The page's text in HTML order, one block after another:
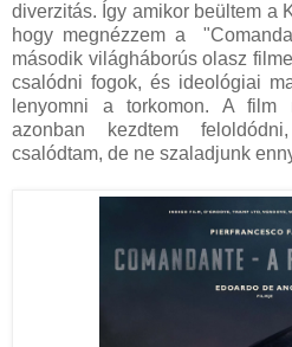
diverzitás. Így amikor beültem a
hogy megnézzem a
második világháborús olasz
csalódni fogok, és ideológiai
lenyomni a torkomon. A film
azonban kezdtem
csalódtam, de ne szaladjunk